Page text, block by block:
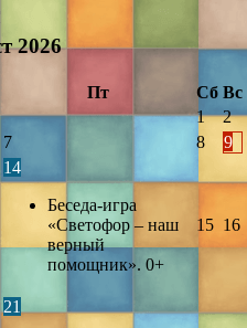
2026
Пт Сб Вс
1
2
7 8 9
14
Беседа-игра
«Светофор – наш
верный
помощник». 0+
15 16
21